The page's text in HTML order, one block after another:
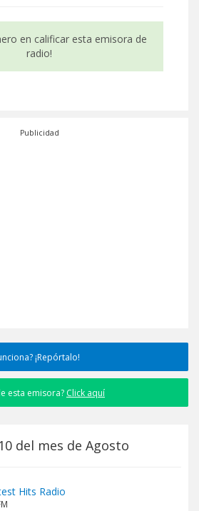
en calificar esta emisora de
radio!
Publicidad
¡Repórtalo!
esta emisora? Click aquí
del mes de Agosto
Hits Radio